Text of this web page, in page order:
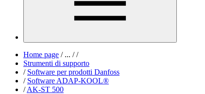
Home page /... / /
Strumenti di supporto
/ Software per prodotti Danfoss
/ Software ADAP-KOOL®
/ AK-ST 500